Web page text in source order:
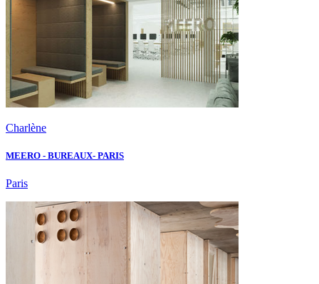
Charlène
MEERO - BUREAUX- PARIS
Paris